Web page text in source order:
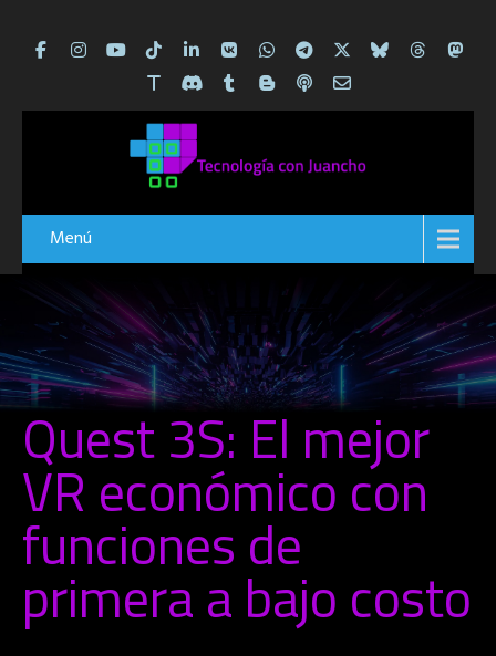
Menú
Quest 3S: El mejor
VR económico con
funciones de
primera a bajo costo